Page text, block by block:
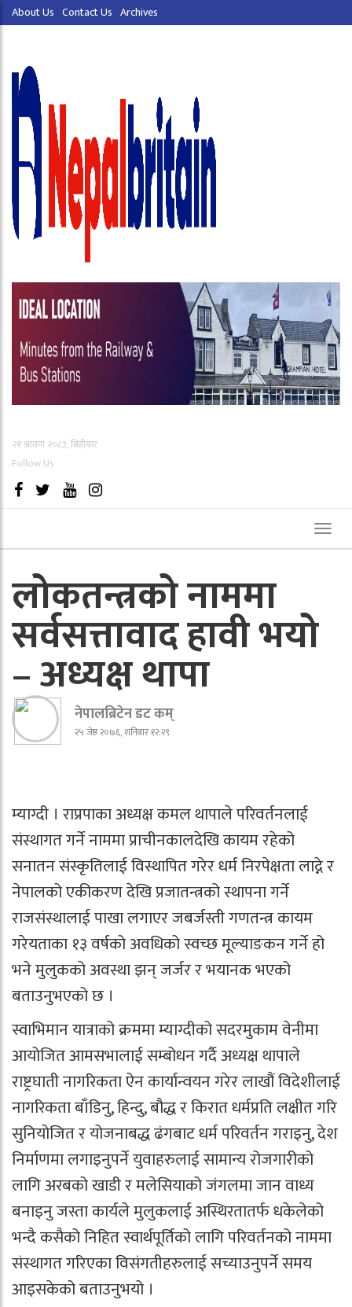
About Us Contact Us Archives
२१ श्रावण २०८३, बिहीबार
Follow Us
लोकतन्त्रको नाममा
सर्वसत्तावाद हावी भयो
– अध्यक्ष थापा
नेपालब्रिटेन डट कम्
२५ जेष्ठ २०७६, शनिबार १२:२९
म्याग्दी । राप्रपाका अध्यक्ष कमल थापाले परिवर्तनलाई
संस्थागत गर्ने नाममा प्राचीनकालदेखि कायम रहेको
सनातन संस्कृतिलाई विस्थापित गरेर धर्म निरपेक्षता लाद्ने र
नेपालको एकीकरण देखि प्रजातन्त्रको स्थापना गर्ने
राजसंस्थालाई पाखा लगाएर जबर्जस्ती गणतन्त्र कायम
गरेयताका १३ वर्षको अवधिको स्वच्छ मूल्याङकन गर्ने हो
भने मुलुकको अवस्था झन् जर्जर र भयानक भएको
बताउनुभएको छ ।
स्वाभिमान यात्राको क्रममा म्याग्दीको सदरमुकाम वेनीमा
आयोजित आमसभालाई सम्बोधन गर्दै अध्यक्ष थापाले
राष्ट्रघाती नागरिकता ऐन कार्यान्वयन गरेर लाखौं विदेशीलाई
नागरिकता बाँडिनु, हिन्दु, बौद्ध र किरात धर्मप्रति लक्षीत गरि
सुनियोजित र योजनाबद्ध ढंगबाट धर्म परिवर्तन गराइनु, देश
निर्माणमा लगाइनुपर्ने युवाहरुलाई सामान्य रोजगारीको
लागि अरबको खाडी र मलेसियाको जंगलमा जान वाध्य
बनाइनु जस्ता कार्यले मुलुकलाई अस्थिरतातर्फ धकेलेको
भन्दै कसैको निहित स्वार्थपूर्तिको लागि परिवर्तनको नाममा
संस्थागत गरिएका विसंगतीहरुलाई सच्याउनुपर्ने समय
आइसकेको बताउनुभयो ।